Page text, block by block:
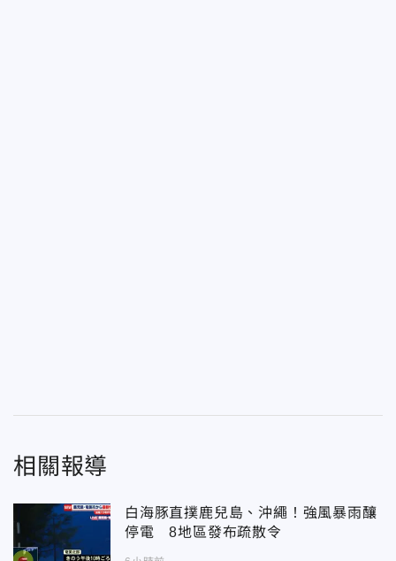
相關報導
白海豚直撲鹿兒島、沖繩！強風暴雨釀
停電 8地區發布疏散令